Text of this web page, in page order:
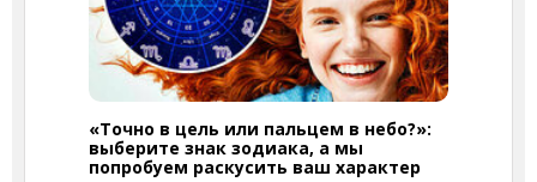
«Точно в цель или пальцем в небо?»:
выберите знак зодиака, а мы
попробуем раскусить ваш характер